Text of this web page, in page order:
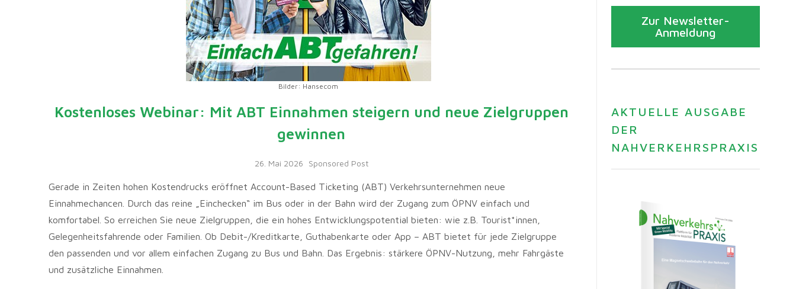
Bilder: Hansecom
Kostenloses Webinar: Mit ABT Einnahmen steigern und neue Zielgruppen
gewinnen
26. Mai 2026 Sponsored Post
Gerade in Zeiten hohen Kostendrucks eröffnet Account-Based Ticketing (ABT) Verkehrsunternehmen neue
Einnahmechancen. Durch das reine „Einchecken“ im Bus oder in der Bahn wird der Zugang zum ÖPNV einfach und
komfortabel. So erreichen Sie neue Zielgruppen, die ein hohes Entwicklungspotential bieten: wie z.B. Tourist*innen,
Gelegenheitsfahrende oder Familien. Ob Debit-/Kreditkarte, Guthabenkarte oder App – ABT bietet für jede Zielgruppe
den passenden und vor allem einfachen Zugang zu Bus und Bahn. Das Ergebnis: stärkere ÖPNV-Nutzung, mehr Fahrgäste
und zusätzliche Einnahmen.
Zur Newsletter-
Anmeldung
AKTUELLE AUSGABE
DER
NAHVERKEHRSPRAXIS